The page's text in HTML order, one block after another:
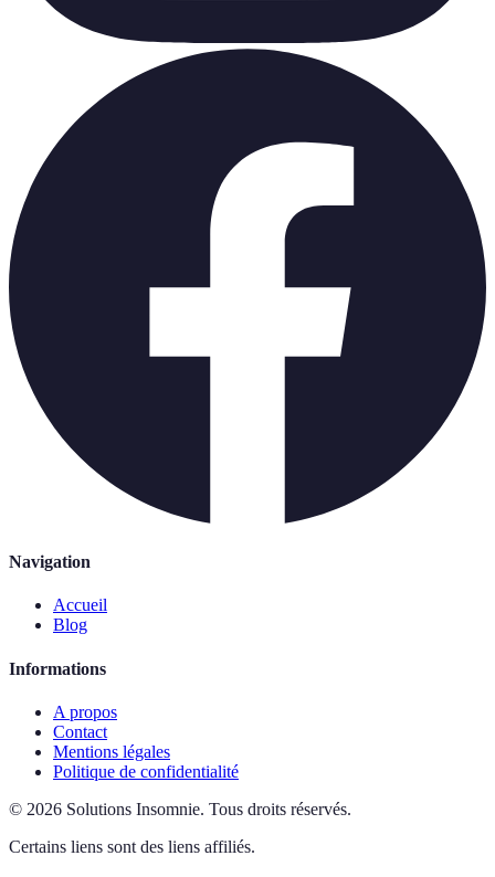
Navigation
Accueil
Blog
Informations
A propos
Contact
Mentions légales
Politique de confidentialité
© 2026 Solutions Insomnie. Tous droits réservés.
Certains liens sont des liens affiliés.